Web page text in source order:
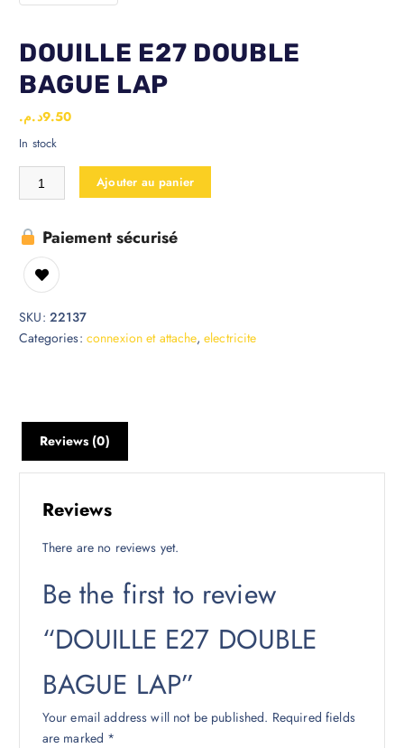
DOUILLE E27 DOUBLE
BAGUE LAP
9.50د.م.
In stock
Ajouter au panier
Paiement sécurisé
SKU: 22137
Categories: connexion et attache, electricite
Reviews (0)
Reviews
There are no reviews yet.
Be the first to review
“DOUILLE E27 DOUBLE
BAGUE LAP”
Your email address will not be published. Required fields
are marked *